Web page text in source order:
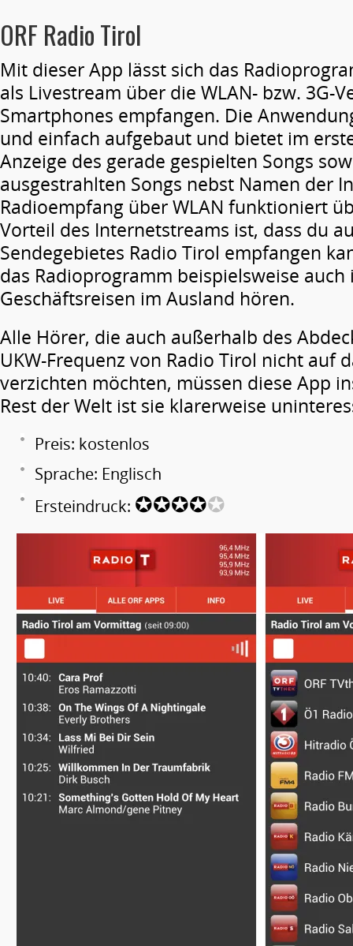
ORF Radio Tirol
Mit dieser App lässt sich das
als Livestream über die WLAN- bzw. 3G-
Smartphones empfangen. Die
und einfach aufgebaut und bietet im
Anzeige des gerade gespielten Songs
ausgestrahlten Songs nebst Namen der
Radioempfang über WLAN funktioniert
Vorteil des Internetstreams ist, dass du
Sendegebietes Radio Tirol empfangen
das Radioprogramm beispielsweise
Geschäftsreisen im Ausland hören.
Alle Hörer, die auch außerhalb des
UKW-Frequenz von Radio Tirol nicht auf
verzichten möchten, müssen diese App
Rest der Welt ist sie klarerweise
Preis: kostenlos
Sprache: Englisch
Ersteindruck: ✪✪✪✪✪